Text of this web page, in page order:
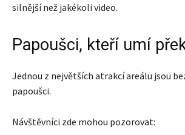
silnější než jakékoli video.
Papoušci, kteří umí
Jednou z největších atrakcí areálu jsou
papoušci.
Návštěvníci zde mohou pozorovat: